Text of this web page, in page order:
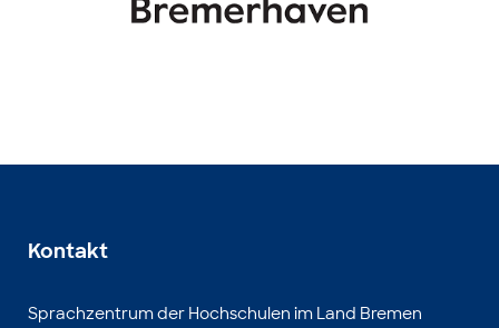
Kontakt
Sprachzentrum der Hochschulen im Land Bremen